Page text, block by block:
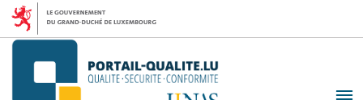
Aller
la
Aller
contenu